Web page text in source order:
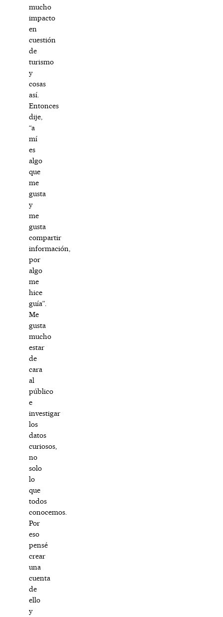
mucho
impacto
en
cuestión
de
turismo
y
cosas
así.
Entonces
dije,
“a
mí
es
algo
que
me
gusta
y
me
gusta
compartir
información,
por
algo
me
hice
guía”.
Me
gusta
mucho
estar
de
cara
al
público
e
investigar
los
datos
curiosos,
no
solo
lo
que
todos
conocemos.
Por
eso
pensé
crear
una
cuenta
de
ello
y